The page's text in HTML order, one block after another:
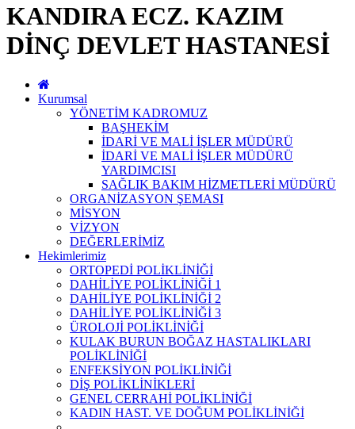
KANDIRA ECZ. KAZIM
DİNÇ DEVLET HASTANESİ
Kurumsal
YÖNETİM KADROMUZ
BAŞHEKİM
İDARİ VE MALİ İŞLER MÜDÜRÜ
İDARİ VE MALİ İŞLER MÜDÜRÜ
YARDIMCISI
SAĞLIK BAKIM HİZMETLERİ MÜDÜRÜ
ORGANİZASYON ŞEMASI
MİSYON
VİZYON
DEĞERLERİMİZ
Hekimlerimiz
ORTOPEDİ POLİKLİNİĞİ
DAHİLİYE POLİKLİNİĞİ 1
DAHİLİYE POLİKLİNİĞİ 2
DAHİLİYE POLİKLİNİĞİ 3
ÜROLOJİ POLİKLİNİĞİ
KULAK BURUN BOĞAZ HASTALIKLARI
POLİKLİNİĞİ
ENFEKSİYON POLİKLİNİĞİ
DİŞ POLİKLİNİKLERİ
GENEL CERRAHİ POLİKLİNİĞİ
KADIN HAST. VE DOĞUM POLİKLİNİĞİ